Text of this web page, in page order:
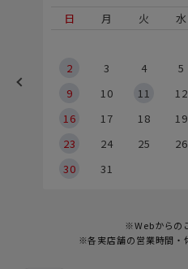
日
月 火 水
2
3 4 5
9
10 11 12
16
17 18 19
23
24 25 26
30
31
※Webからの
※各実店舗の営業時間・